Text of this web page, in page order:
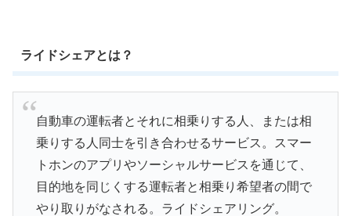
ライドシェアとは？
自動車の運転者とそれに相乗りする人、または相
乗りする人同士を引き合わせるサービス。スマー
トホンのアプリやソーシャルサービスを通じて、
目的地を同じくする運転者と相乗り希望者の間で
やり取りがなされる。ライドシェアリング。